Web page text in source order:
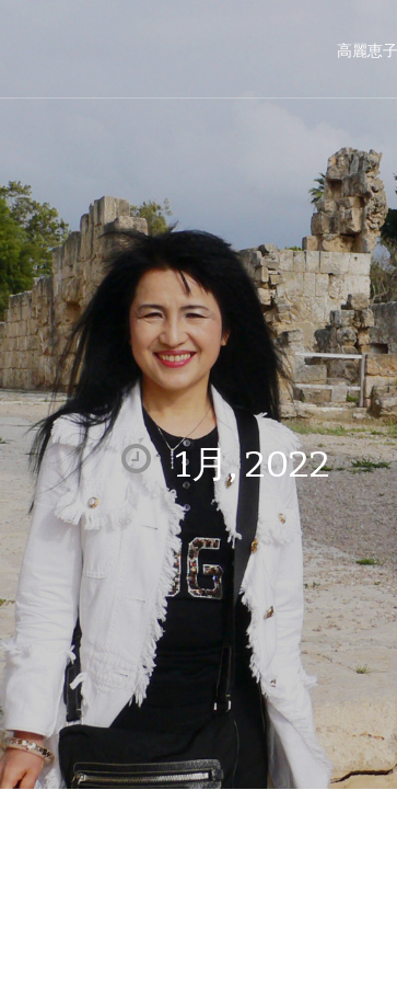
高麗恵
1月, 2022